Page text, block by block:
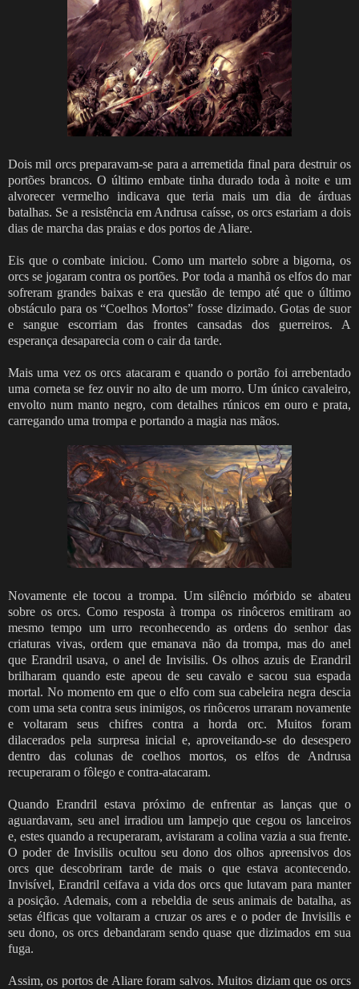
Dois mil orcs preparavam-se para a arremetida final para destruir os
portões brancos. O último embate tinha durado toda à noite e um
alvorecer vermelho indicava que teria mais um dia de árduas
batalhas. Se a resistência em Andrusa caísse, os orcs estariam a dois
dias de marcha das praias e dos portos de Aliare.
Eis que o combate iniciou. Como um martelo sobre a bigorna, os
orcs se jogaram contra os portões. Por toda a manhã os elfos do mar
sofreram grandes baixas e era questão de tempo até que o último
obstáculo para os “Coelhos Mortos” fosse dizimado. Gotas de suor
e sangue escorriam das frontes cansadas dos guerreiros. A
esperança desaparecia com o cair da tarde.
Mais uma vez os orcs atacaram e quando o portão foi arrebentado
uma corneta se fez ouvir no alto de um morro. Um único cavaleiro,
envolto num manto negro, com detalhes rúnicos em ouro e prata,
carregando uma trompa e portando a magia nas mãos.
Novamente ele tocou a trompa. Um silêncio mórbido se abateu
sobre os orcs. Como resposta à trompa os rinôceros emitiram ao
mesmo tempo um urro reconhecendo as ordens do senhor das
criaturas vivas, ordem que emanava não da trompa, mas do anel
que Erandril usava, o anel de Invisilis. Os olhos azuis de Erandril
brilharam quando este apeou de seu cavalo e sacou sua espada
mortal. No momento em que o elfo com sua cabeleira negra descia
com uma seta contra seus inimigos, os rinôceros urraram novamente
e voltaram seus chifres contra a horda orc. Muitos foram
dilacerados pela surpresa inicial e, aproveitando-se do desespero
dentro das colunas de coelhos mortos, os elfos de Andrusa
recuperaram o fôlego e contra-atacaram.
Quando Erandril estava próximo de enfrentar as lanças que o
aguardavam, seu anel irradiou um lampejo que cegou os lanceiros
e, estes quando a recuperaram, avistaram a colina vazia a sua frente.
O poder de Invisilis ocultou seu dono dos olhos apreensivos dos
orcs que descobriram tarde de mais o que estava acontecendo.
Invisível, Erandril ceifava a vida dos orcs que lutavam para manter
a posição. Ademais, com a rebeldia de seus animais de batalha, as
setas élficas que voltaram a cruzar os ares e o poder de Invisilis e
seu dono, os orcs debandaram sendo quase que dizimados em sua
fuga.
Assim, os portos de Aliare foram salvos. Muitos diziam que os orcs